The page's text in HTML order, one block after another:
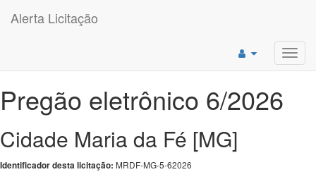
Alerta Licitação
Pregão eletrônico 6/2026
Cidade Maria da Fé [MG]
Identificador desta licitação: MRDF-MG-5-62026